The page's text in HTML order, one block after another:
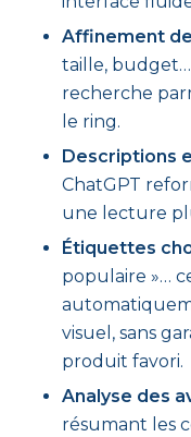
Affinement
taille, budget…
recherche
le ring.
Descriptions
ChatGPT
une lecture
Étiquettes
populaire »…
visuel, sans
produit favori.
Analyse des
résumant les